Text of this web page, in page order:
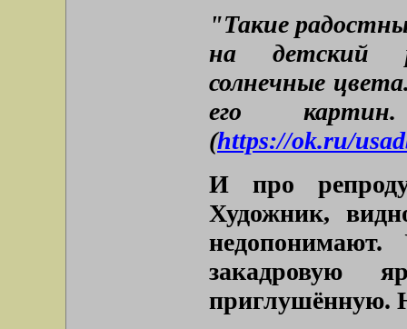
"Такие
на детский
солнечные
его
(https://ok.ru/
И про
Художник,
закадровую
приглушённую.